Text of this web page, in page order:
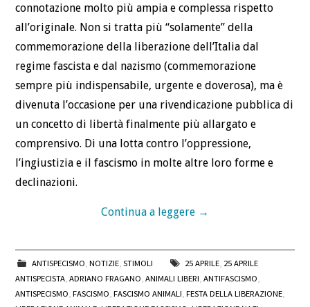
connotazione molto più ampia e complessa rispetto
all’originale. Non si tratta più “solamente” della
commemorazione della liberazione dell’Italia dal
regime fascista e dal nazismo (commemorazione
sempre più indispensabile, urgente e doverosa), ma è
divenuta l’occasione per una rivendicazione pubblica di
un concetto di libertà finalmente più allargato e
comprensivo. Di una lotta contro l’oppressione,
l’ingiustizia e il fascismo in molte altre loro forme e
declinazioni.
Continua a leggere →
ANTISPECISMO, NOTIZIE, STIMOLI 25 APRILE, 25 APRILE
ANTISPECISTA,ADRIANO FRAGANO,ANIMALI LIBERI,ANTIFASCISMO,
ANTISPECISMO,FASCISMO,FASCISMO ANIMALI,FESTA DELLA LIBERAZIONE,